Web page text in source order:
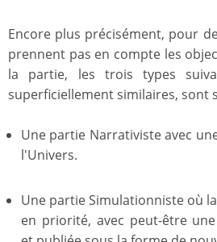
Encore plus précisément, pour
prennent pas en compte les
la partie, les trois types
superficiellement similaires, sont
Une partie Narrativiste avec
l'Univers.
Une partie Simulationniste où
en priorité, avec peut-être